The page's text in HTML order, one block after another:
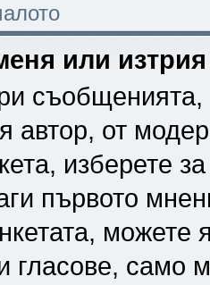
или изтрия
съобщенията,
автор, от
изберете
първото
можете
гласове, само